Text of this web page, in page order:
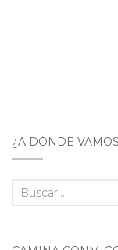
¿A DÓNDE
Buscar: